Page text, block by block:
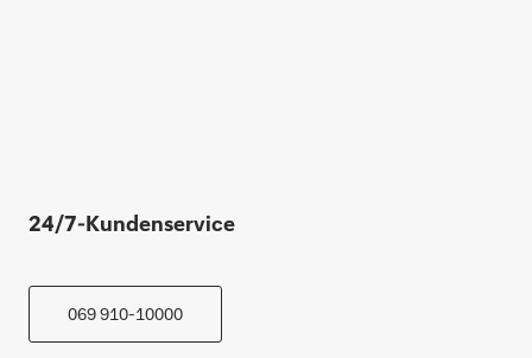
24/7-Kundenservice
069 910-10000